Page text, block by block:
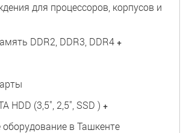
для процессоров, корпусов и
DDR2, DDR3, DDR4 +
HDD (3,5", 2,5", SSD ) +
оборудование в Ташкенте